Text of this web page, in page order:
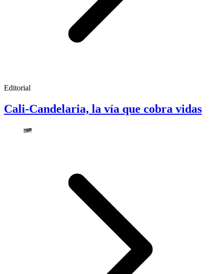
Editorial
Cali-Candelaria, la vía que cobra vidas